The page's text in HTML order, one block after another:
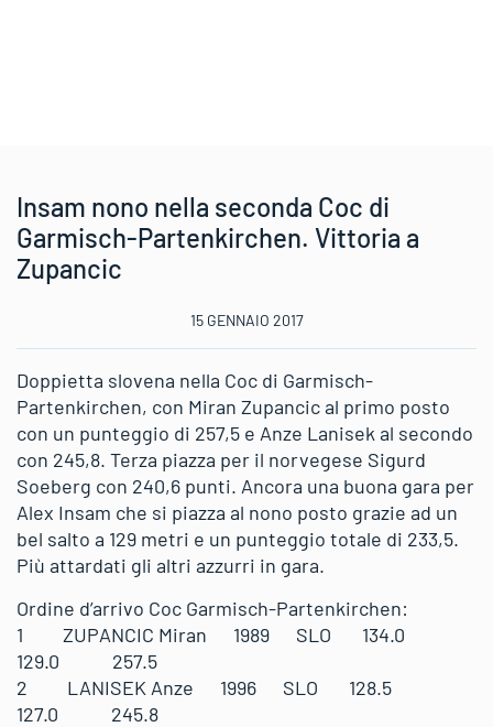
Insam nono nella seconda Coc di
Garmisch-Partenkirchen. Vittoria a
Zupancic
15 GENNAIO 2017
Doppietta slovena nella Coc di Garmisch-
Partenkirchen, con Miran Zupancic al primo posto
con un punteggio di 257,5 e Anze Lanisek al secondo
con 245,8. Terza piazza per il norvegese Sigurd
Soeberg con 240,6 punti. Ancora una buona gara per
Alex Insam che si piazza al nono posto grazie ad un
bel salto a 129 metri e un punteggio totale di 233,5.
Più attardati gli altri azzurri in gara.
Ordine d’arrivo Coc Garmisch-Partenkirchen:
1 ZUPANCIC Miran 1989 SLO 134.0
129.0 257.5
2 LANISEK Anze 1996 SLO 128.5
127.0 245.8